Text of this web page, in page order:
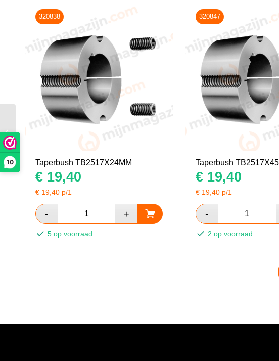
10
320838
Taperbush TB2517X24MM
€ 19,40
€ 19,40 p/1
5 op voorraad
320847
Taperbush
€ 19,40
€ 19,40 p/1
2 op voorraad
TB2517X32MM